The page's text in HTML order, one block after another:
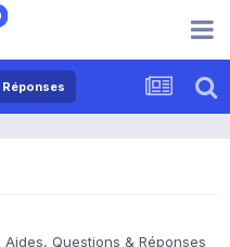
Questions & Réponses